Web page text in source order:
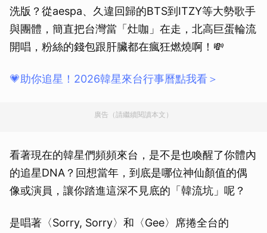
洗版？從aespa、久違回歸的BTS到ITZY等大勢歌手
與團體，簡直把台灣當「灶咖」在走，北高巨蛋輪流
開唱，粉絲的錢包跟肝臟都在瘋狂燃燒啊！💸
💗助你追星！2026韓星來台行事曆點我看＞
廣告（請繼續閱讀本文）
看著現在的韓星們頻頻來台，是不是也喚醒了你體內
的追星DNA？回想當年，到底是哪位神仙顏值的偶
像或演員，讓你踏進這深不見底的「韓流坑」呢？
是唱著〈Sorry, Sorry〉和〈Gee〉席捲全台的